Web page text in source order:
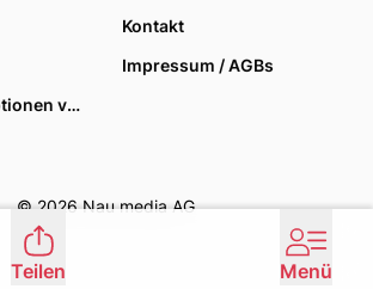
Kontakt
Impressum / AGBs
Datenschutzoptionen verwalten
© 2026 Nau media AG
Teilen Menü